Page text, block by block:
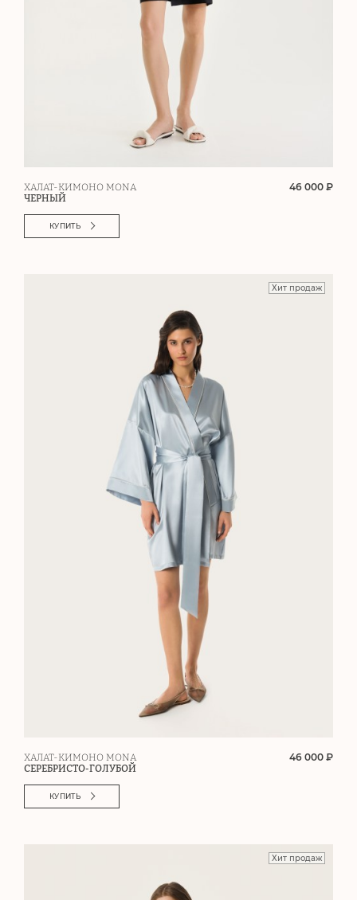
ХАЛАТ-КИМОНО MONA
ЧЕРНЫЙ
46 000 ₽
КУПИТЬ
Хит продаж
ХАЛАТ-КИМОНО MONA
СЕРЕБРИСТО-ГОЛУБОЙ
46 000 ₽
КУПИТЬ
Хит продаж